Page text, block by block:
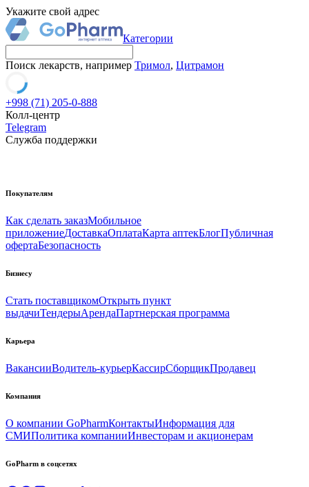
Укажите свой адрес
Категории
Поиск лекарств, например Тримол, Цитрамон
+998 (71) 205-0-888
Колл-центр
Telegram
Служба поддержки
Покупателям
Как сделать заказМобильное
приложениеДоставкаОплатаКарта аптекБлогПубличная
офертаБезопасность
Бизнесу
Стать поставщикомОткрыть пункт
выдачиТендерыАрендаПартнерская программа
Карьера
ВакансииВодитель-курьерКассирСборщикПродавец
Компания
О компании GoPharmКонтактыИнформация для
СМИПолитика компанииИнвесторам и акционерам
GoPharm в соцсетях